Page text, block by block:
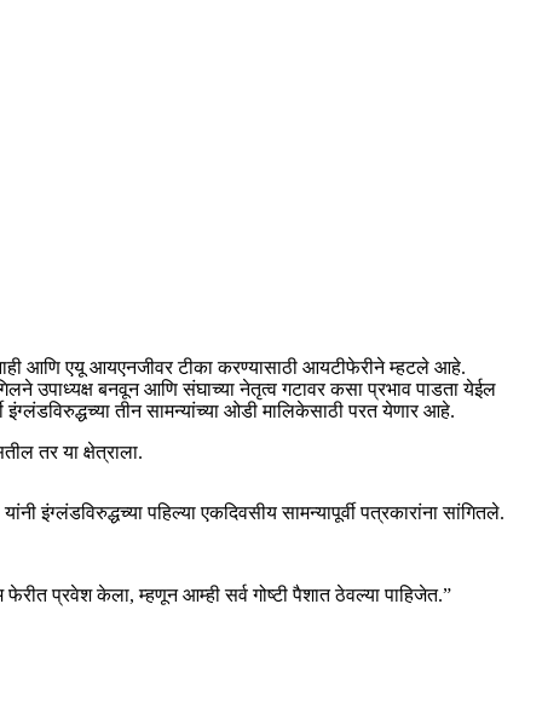
नाही आणि एयू आयएनजीवर टीका करण्यासाठी आयटीफेरीने म्हटले आहे.
उपाध्यक्ष बनवून आणि संघाच्या नेतृत्व गटावर कसा प्रभाव पाडता येईल
तीन सामन्यांच्या ओडी मालिकेसाठी परत येणार आहे.
तर या क्षेत्राला.
इंग्लंडविरुद्धच्या पहिल्या एकदिवसीय सामन्यापूर्वी पत्रकारांना सांगितले.
प्रवेश केला, म्हणून आम्ही सर्व गोष्टी पैशात ठेवल्या पाहिजेत.”